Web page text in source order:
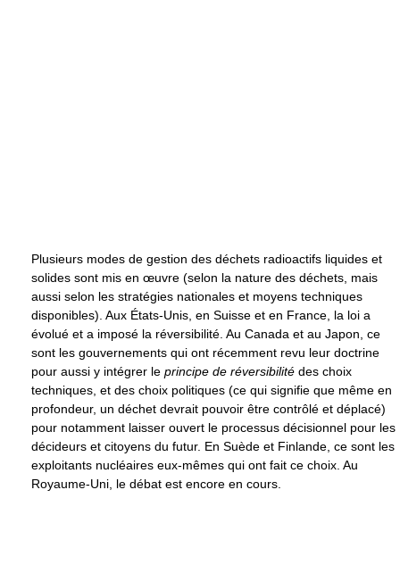
Plusieurs modes de gestion des déchets radioactifs liquides et
solides sont mis en œuvre (selon la nature des déchets, mais
aussi selon les stratégies nationales et moyens techniques
disponibles). Aux États-Unis, en Suisse et en France, la loi a
évolué et a imposé la réversibilité. Au Canada et au Japon, ce
sont les gouvernements qui ont récemment revu leur doctrine
pour aussi y intégrer le principe de réversibilité des choix
techniques, et des choix politiques (ce qui signifie que même en
profondeur, un déchet devrait pouvoir être contrôlé et déplacé)
pour notamment laisser ouvert le processus décisionnel pour les
décideurs et citoyens du futur. En Suède et Finlande, ce sont les
exploitants nucléaires eux-mêmes qui ont fait ce choix. Au
Royaume-Uni, le débat est encore en cours.